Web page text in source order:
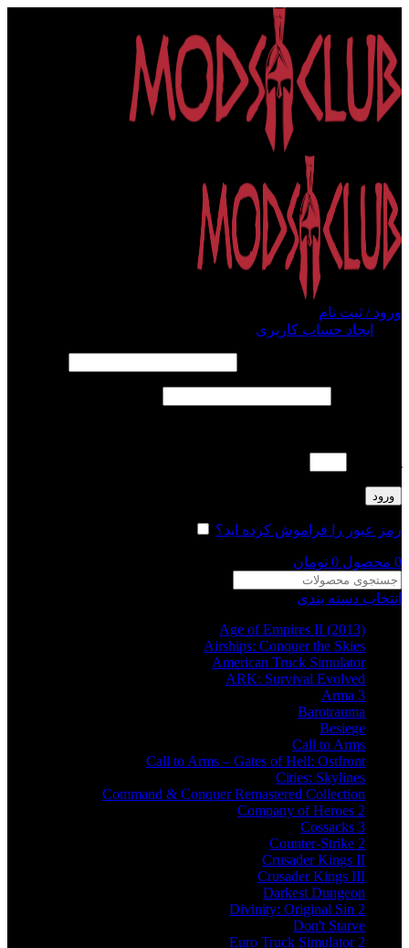
ورود / ثبت نام
ایجاد حساب کاربری
ورود
رمز عبور را فراموش کرده اید؟
0 محصول 0 تومان
انتخاب دسته بندی
Age of Empires II (2013)
Airships: Conquer the Skies
American Truck Simulator
ARK: Survival Evolved
Arma 3
Barotrauma
Besiege
Call to Arms
Call to Arms – Gates of Hell: Ostfront
Cities: Skylines
Command & Conquer Remastered Collection
Company of Heroes 2
Cossacks 3
Counter-Strike 2
Crusader Kings II
Crusader Kings III
Darkest Dungeon
Divinity: Original Sin 2
Don't Starve
Euro Truck Simulator 2